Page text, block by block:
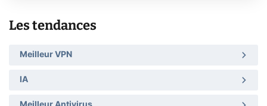
Les tendances
Meilleur VPN
IA